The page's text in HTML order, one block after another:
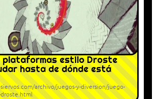
plataformas estilo Droste
hasta de dónde está
archivo/juegos-y-diversion/juego-